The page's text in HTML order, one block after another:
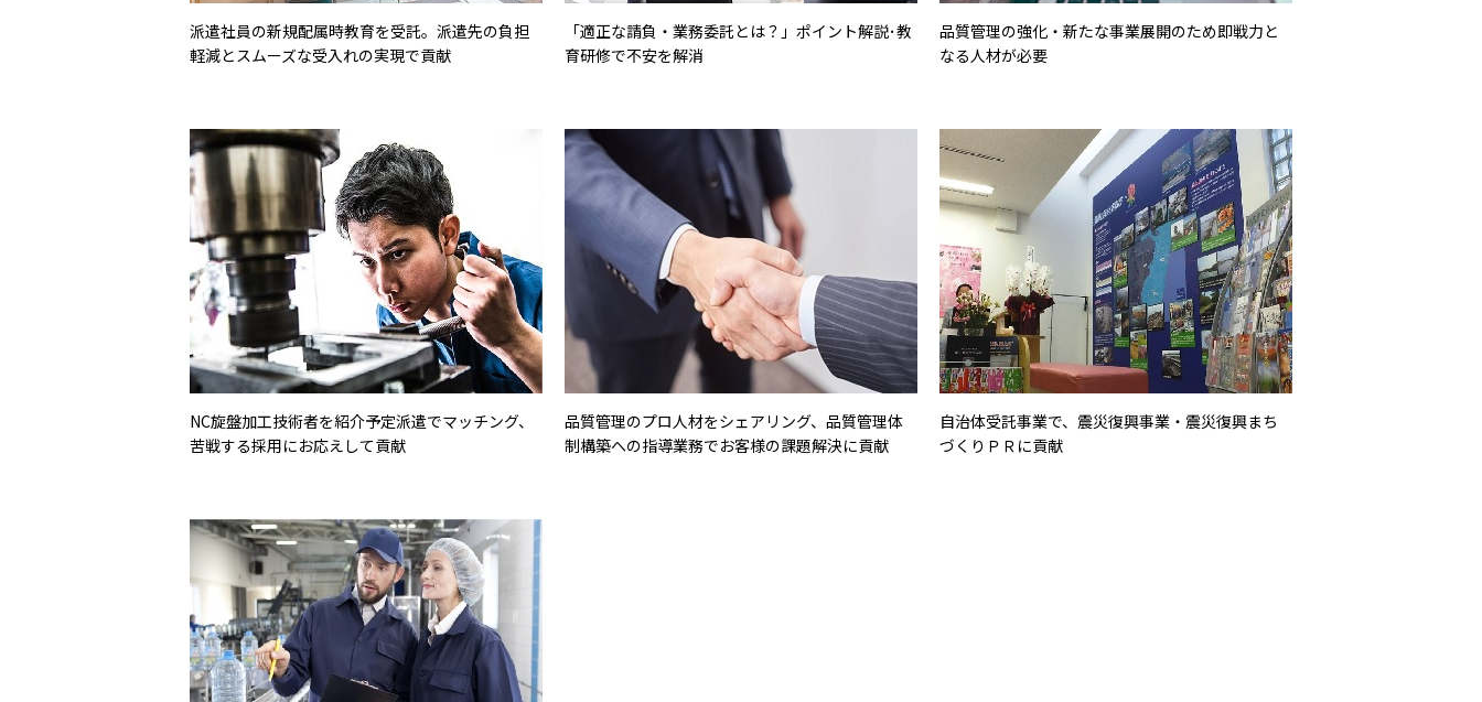
派遣社員の新規配属時教育を受託。派遣先の負担
軽減とスムーズな受入れの実現で貢献
「適正な請負・業務委託とは？」ポイント解説･教
育研修で不安を解消
品質管理の強化・新たな事業展開のため即戦力と
なる人材が必要
NC旋盤加工技術者を紹介予定派遣でマッチング、
苦戦する採用にお応えして貢献
品質管理のプロ人材をシェアリング、品質管理体
制構築への指導業務でお客様の課題解決に貢献
自治体受託事業で、震災復興事業・震災復興まち
づくりＰＲに貢献